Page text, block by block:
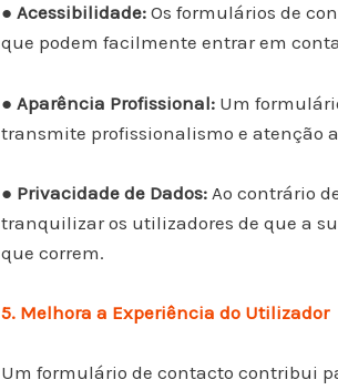
● Acessibilidade: Os formulários de
que podem facilmente entrar em
● Aparência Profissional: Um
transmite profissionalismo e atenção
● Privacidade de Dados: Ao contrário
tranquilizar os utilizadores de que a
que correm.
5. Melhora a Experiência do Utilizador
Um formulário de contacto contribui